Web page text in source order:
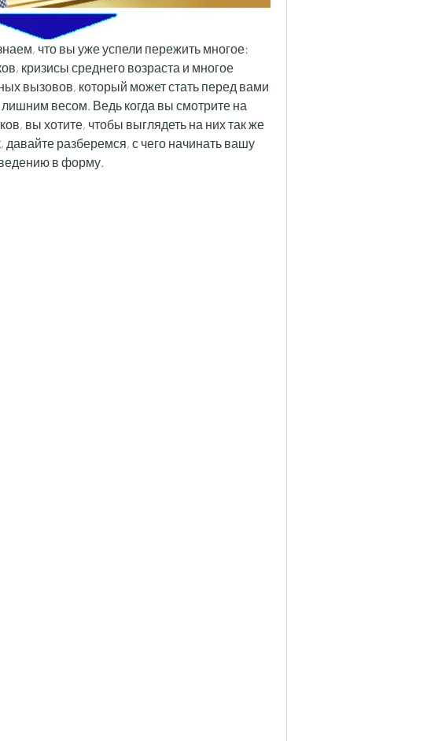
что вы уже успели пережить многое:
кризисы среднего возраста и многое
вызовов, который может стать перед вами
лишним весом. Ведь когда вы смотрите на
вы хотите, чтобы выглядеть на них так же
давайте разберемся, с чего начинать вашу
в форму.